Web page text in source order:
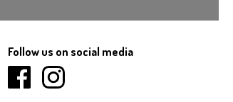
Follow us on social media